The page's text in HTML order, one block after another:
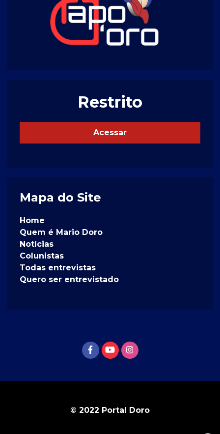
Restrito
Acessar
Mapa do Site
Home
Quem é Mario Doro
Notícias
Colunistas
Todas entrevistas
Quero ser entrevistado
© 2022 Portal Doro